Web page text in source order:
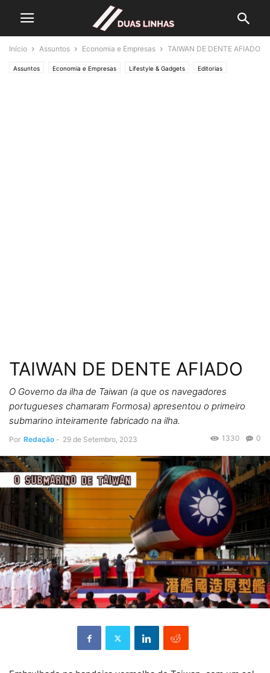
Início Assuntos Economia e Empresas TAIWAN DE DENTE AFIADO
Assuntos Economia e Empresas Lifestyle & Gadgets Editorias
TAIWAN DE DENTE AFIADO
O Governo da ilha de Taiwan (a que os navegadores
portugueses chamaram Formosa) apresentou o primeiro
submarino inteiramente fabricado na ilha.
Por Redação - 29 de Setembro, 2023 0
1330